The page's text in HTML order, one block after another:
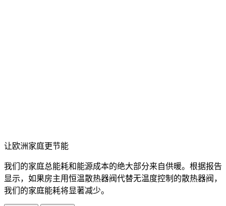
让欧洲家庭更节能
我们的家庭总能耗和能源成本的绝大部分来自供暖。根据报告
显示，如果房主用恒温散热器阀代替无温度控制的散热器阀，
我们的家庭能耗将显著减少。